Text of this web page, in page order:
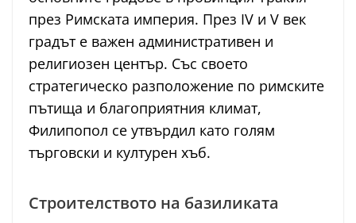
през Римската империя. През IV и V век
градът е важен административен и
религиозен център. Със своето
стратегическо разположение по римските
пътища и благоприятния климат,
Филипопол се утвърдил като голям
търговски и културен хъб.
Строителството на базиликата